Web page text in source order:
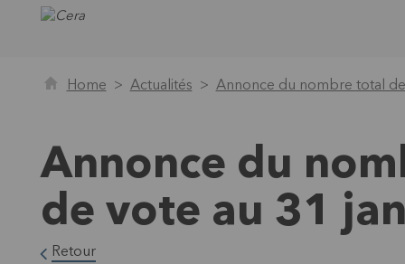
Home Actualités Annonce du nombre total
Annonce du
de vote au 31
Retour